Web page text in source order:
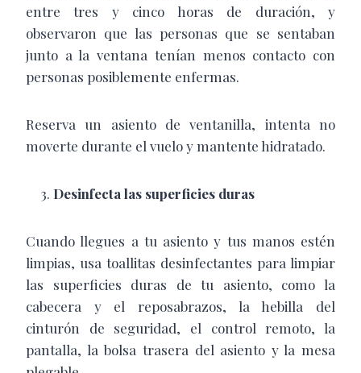
entre tres y cinco horas de duración, y
observaron que las personas que se sentaban
junto a la ventana tenían menos contacto con
personas posiblemente enfermas.
Reserva un asiento de ventanilla, intenta no
moverte durante el vuelo y mantente hidratado.
Desinfecta las superficies duras
Cuando llegues a tu asiento y tus manos estén
limpias, usa toallitas desinfectantes para limpiar
las superficies duras de tu asiento, como la
cabecera y el reposabrazos, la hebilla del
cinturón de seguridad, el control remoto, la
pantalla, la bolsa trasera del asiento y la mesa